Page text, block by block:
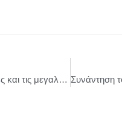
ΠΑΣΟΚ – Κ.Α : «Πρωταθλήτρια στις φιέστες και τις μεγαλόστομες δηλώσεις η κυβέρνηση»